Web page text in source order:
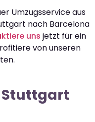
Umzugsservice aus
nach Barcelona
uns jetzt für ein
von unseren
Stuttgart